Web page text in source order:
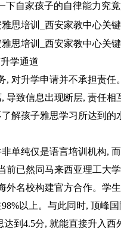
下自家孩子的自律能力究
学通道
, 对升学申请并不承担责
导致信息出现断层, 责任
解孩子雅思学习所达到
单纯仅是语言培训机构,
前已然同马来西亚理工大
外名校构建官方合作。学
以上。与此同时, 顶峰
到4.5分, 就能直接升入西